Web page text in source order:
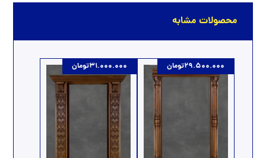
محصولات مشابه
29.500.000تومان 31.000.000تومان